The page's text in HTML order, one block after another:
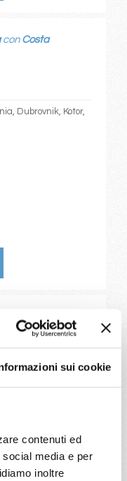
sui cookie
contenuti ed
media e per
inoltre
con Costa
Dubrovnik, Kotor,
con
MSC
Orchestra
Genova,
€ 663